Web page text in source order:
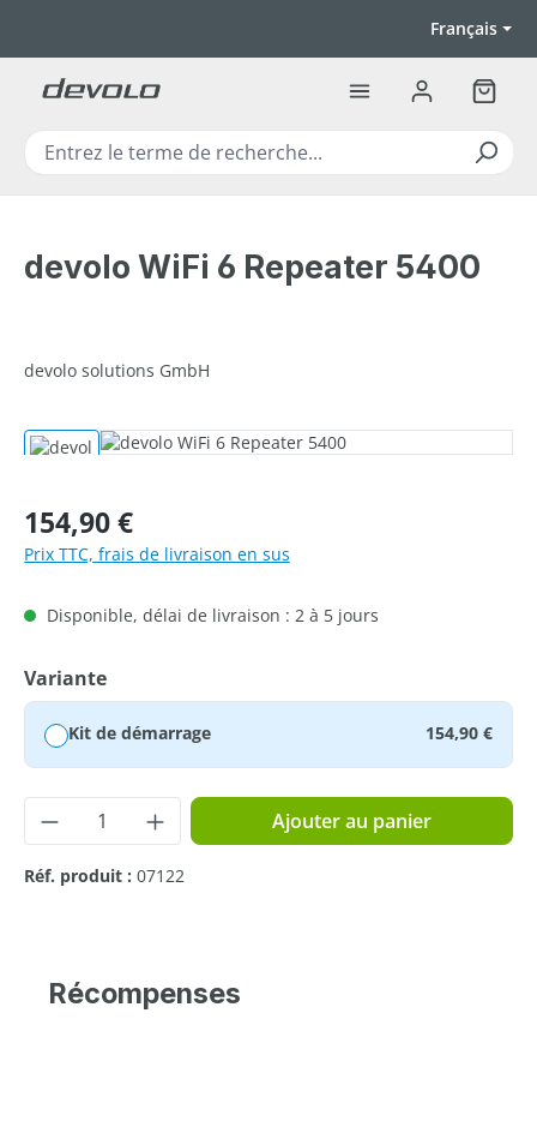
Français
Le
devolo WiFi 6 Repeater 5400
devolo solutions GmbH
Ignorer la galerie d'images
Prix régulier :
154,90 €
Prix TTC, frais de livraison en sus
Disponible, délai de livraison : 2 à 5 jours
Sélectionnez
Variante
Kit de démarrage 154,90 €
Quantité de produit : Entrez la quantité
Ajouter au panier
Réf. produit : 07122
Récompenses